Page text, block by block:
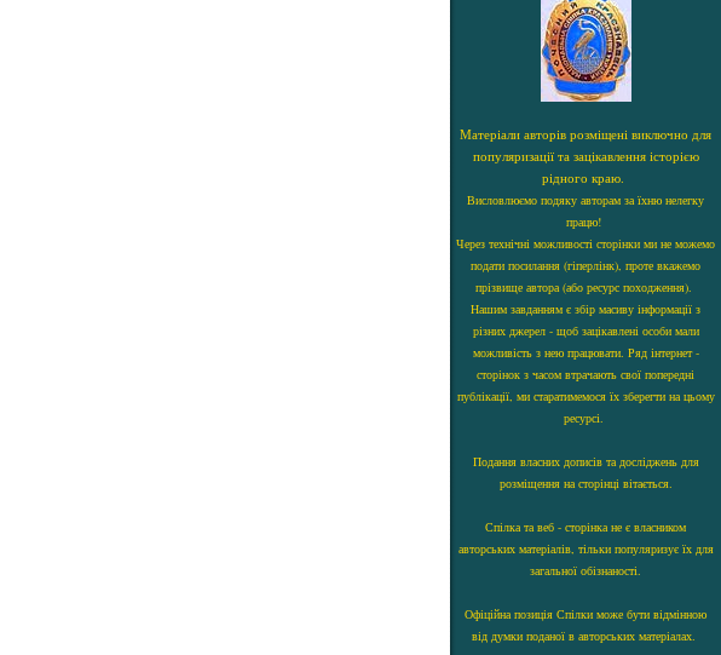
Матеріали авторів розміщені виключно для
популяризації та зацікавлення історією
рідного краю.
Висловлюємо подяку авторам за їхню нелегку
працю!
Через технічні можливості сторінки ми не можемо
подати посилання (гіперлінк), проте вкажемо
прізвище автора (або ресурс походження).
Нашим завданням є збір масиву інформації з
різних джерел - щоб зацікавлені особи мали
можливість з нею працювати. Ряд інтернет -
сторінок з часом втрачають свої попередні
публікації, ми старатимемося їх зберегти на цьому
ресурсі.
Подання власних дописів та досліджень для
розміщення на сторінці вітається.
Спілка та веб - сторінка не є власником
авторських матеріалів, тільки популяризує їх для
загальної обізнаності.
Офіційна позиція Спілки може бути відмінною
від думки поданої в авторських матеріалах.